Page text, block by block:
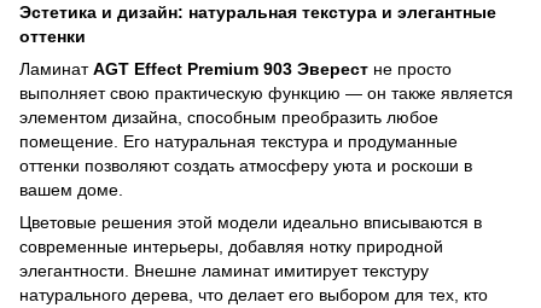
Эстетика и дизайн: натуральная текстура и элегантные
оттенки
ЛаминатAGT Effect Premium 903 Эверест не просто
выполняет свою практическую функцию — он также является
элементом дизайна, способным преобразить любое
помещение. Его натуральная текстура и продуманные
оттенки позволяют создать атмосферу уюта и роскоши в
вашем доме.
Цветовые решения этой модели идеально вписываются в
современные интерьеры, добавляя нотку природной
элегантности. Внешне ламинат имитирует текстуру
натурального дерева, что делает его выбором для тех, кто